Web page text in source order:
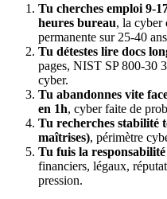
Tu cherches emploi 9-
heures bureau, la cyber
permanente sur 25-40
Tu détestes lire docs
pages, NIST SP 800-30
cyber.
Tu abandonnes vite
en 1h, cyber faite de
Tu recherches stabilité
maîtrises), périmètre
Tu fuis la
financiers, légaux,
pression.